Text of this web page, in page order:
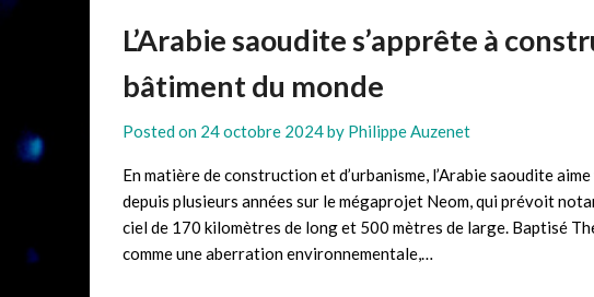
L’Arabie saoudite s’apprête à
bâtiment du monde
Posted on 24 octobre 2024by Philippe Auzenet
En matière de construction et d’urbanisme, l’Arabie saoudite
depuis plusieurs années sur le mégaprojet Neom, qui prévoit
ciel de 170 kilomètres de long et 500 mètres de large. Baptisé
comme une aberration environnementale,…